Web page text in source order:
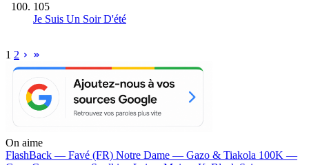
105
Je Suis Un Soir D'été
1 2
On aime
FlashBack — Favé (FR) Notre Dame — Gazo & Tiakola 100K —